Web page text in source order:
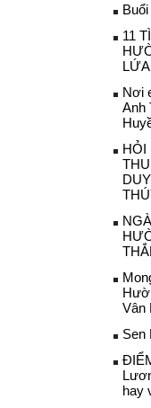
11
Nơi
Anh
HỎI
Vân
Sen
hay